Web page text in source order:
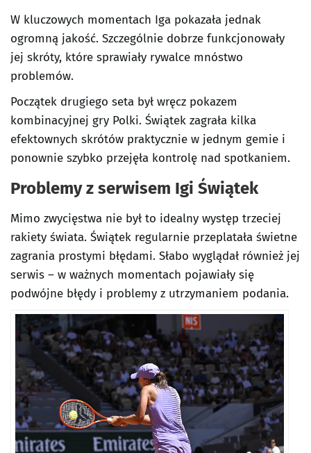
W kluczowych momentach Iga pokazała jednak
ogromną jakość. Szczególnie dobrze funkcjonowały
jej skróty, które sprawiały rywalce mnóstwo
problemów.
Początek drugiego seta był wręcz pokazem
kombinacyjnej gry Polki. Świątek zagrała kilka
efektownych skrótów praktycznie w jednym gemie i
ponownie szybko przejęła kontrolę nad spotkaniem.
Problemy z serwisem Igi Świątek
Mimo zwycięstwa nie był to idealny występ trzeciej
rakiety świata. Świątek regularnie przeplatała świetne
zagrania prostymi błędami. Słabo wyglądał również jej
serwis – w ważnych momentach pojawiały się
podwójne błędy i problemy z utrzymaniem podania.